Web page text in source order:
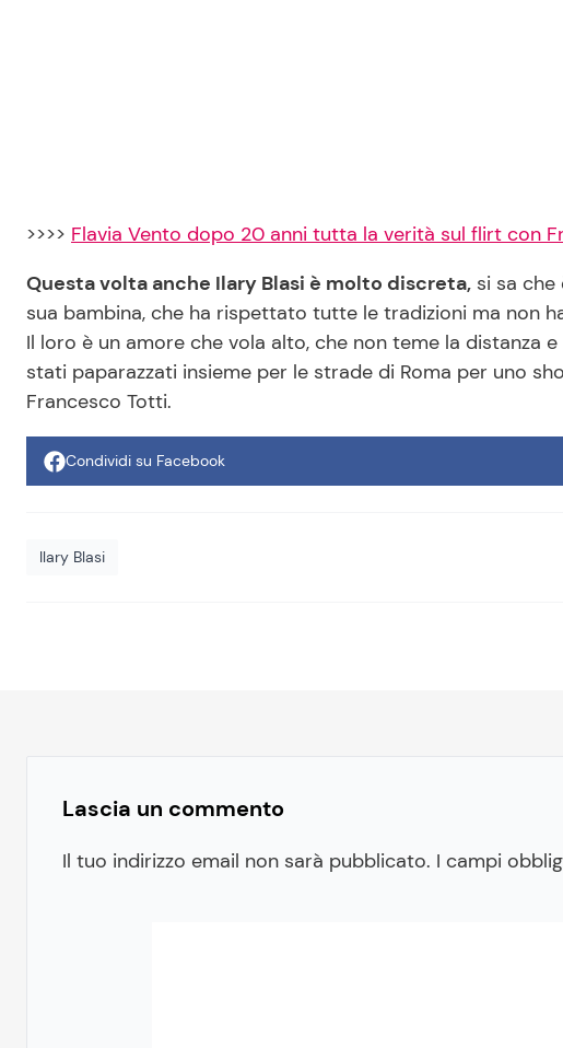
>>>> Flavia Vento dopo 20 anni tutta la verità sul flirt con
Questa volta anche Ilary Blasi è molto discreta, si sa che
sua bambina, che ha rispettato tutte le tradizioni ma non
Il loro è un amore che vola alto, che non teme la distanza
stati paparazzati insieme per le strade di Roma per uno
Francesco Totti.
Condividi su Facebook
Ilary Blasi
Lascia un commento
Il tuo indirizzo email non sarà pubblicato. I campi